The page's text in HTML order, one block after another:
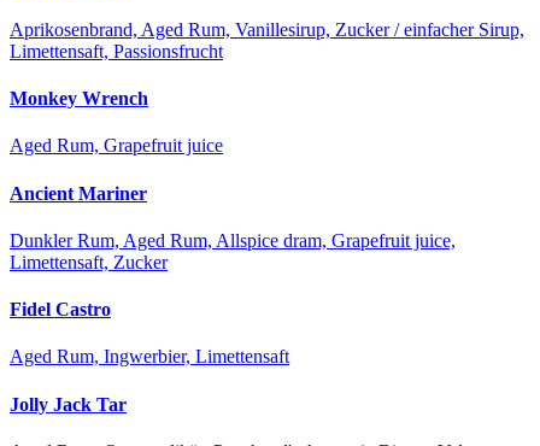
Aprikosenbrand, Aged Rum, Vanillesirup, Zucker / einfacher Sirup,
Limettensaft, Passionsfrucht
Monkey Wrench
Aged Rum, Grapefruit juice
Ancient Mariner
Dunkler Rum, Aged Rum, Allspice dram, Grapefruit juice,
Limettensaft, Zucker
Fidel Castro
Aged Rum, Ingwerbier, Limettensaft
Jolly Jack Tar